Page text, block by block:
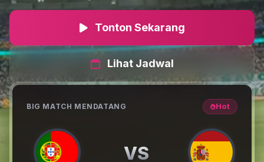
Tonton Sekarang
Lihat Jadwal
BIG MATCH MENDATANG Hot
VS